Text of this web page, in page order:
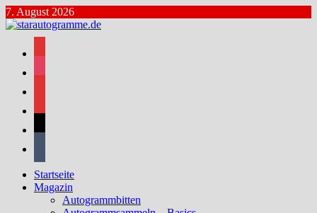
Zum
Inhalt
springen
7. August 2026
Startseite
Magazin
Autogrammbitten